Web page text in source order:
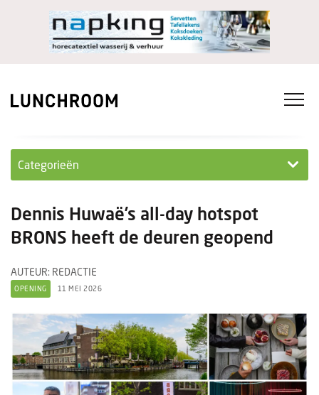
Categorieën
Ondernemen in...
Nieuwe lunchrooms
Columns
Groots ondernemen
Dennis Huwaë’s all-day hotspot
BRONS heeft de deuren geopend
AUTEUR: REDACTIE
OPENING 11 MEI 2026